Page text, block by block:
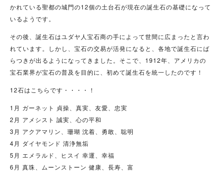
かれている聖都の城門の12個の土台石が現在の誕生石の基礎になって
いるようです。
その後、誕生石はユダヤ人宝石商の手によって世間に広まったと言わ
れています。しかし、宝石の交易が活発になると、各地で誕生石にば
らつきが出るようになってきました。そこで、1912年、アメリカの
宝石業界が宝石の普及を目的に、初めて誕生石を統一したのです！
12石はこちらです・・・・！
1月 ガーネット 貞操、真実、友愛、忠実
2月 アメシスト 誠実、心の平和
3月 アクアマリン、珊瑚 沈着、勇敢、聡明
4月 ダイヤモンド 清浄無垢
5月 エメラルド、ヒスイ 幸運、幸福
6月 真珠、ムーンストーン 健康、長寿、富